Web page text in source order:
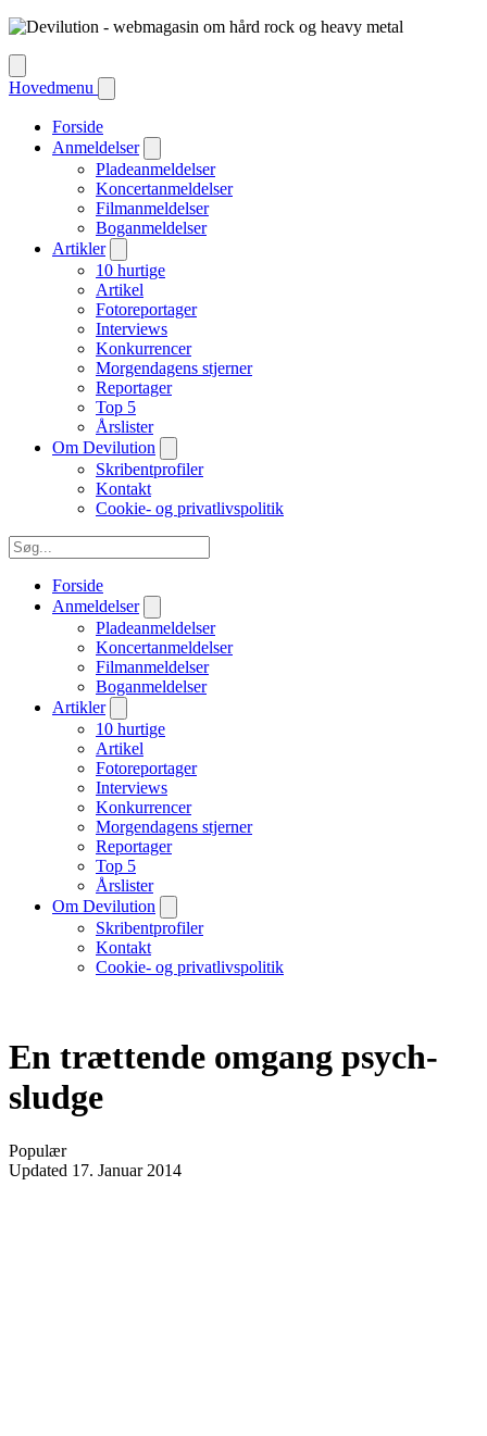
Hovedmenu
Forside
Anmeldelser
Pladeanmeldelser
Koncertanmeldelser
Filmanmeldelser
Boganmeldelser
Artikler
10 hurtige
Artikel
Fotoreportager
Interviews
Konkurrencer
Morgendagens stjerner
Reportager
Top 5
Årslister
Om Devilution
Skribentprofiler
Kontakt
Cookie- og privatlivspolitik
Forside
Anmeldelser
Pladeanmeldelser
Koncertanmeldelser
Filmanmeldelser
Boganmeldelser
Artikler
10 hurtige
Artikel
Fotoreportager
Interviews
Konkurrencer
Morgendagens stjerner
Reportager
Top 5
Årslister
Om Devilution
Skribentprofiler
Kontakt
Cookie- og privatlivspolitik
En trættende omgang psych-
sludge
Populær
Updated 17. Januar 2014